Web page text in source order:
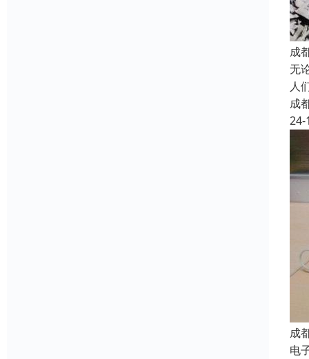
成
无
人
成
24-
成
电